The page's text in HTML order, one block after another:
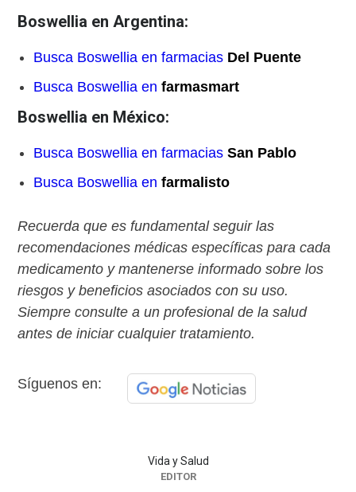
Boswellia en Argentina:
Busca Boswellia en farmacias Del Puente
Busca Boswellia enfarmasmart
Boswellia en México:
Busca Boswellia en farmaciasSan Pablo
Busca Boswellia enfarmalisto
Recuerda que es fundamental seguir las
recomendaciones médicas específicas para cada
medicamento y mantenerse informado sobre los
riesgos y beneficios asociados con su uso.
Siempre consulte a un profesional de la salud
antes de iniciar cualquier tratamiento.
Síguenos en:
Vida y Salud
EDITOR